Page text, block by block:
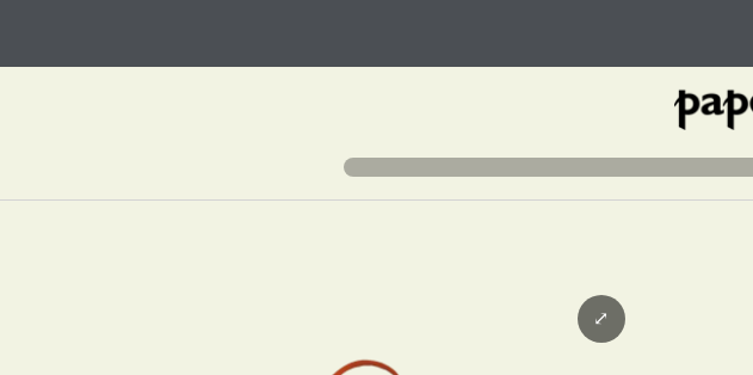
⤢